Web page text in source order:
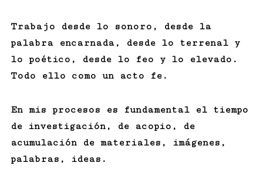
Trabajo desde lo sonoro, desde la
palabra encarnada, desde lo terrenal y
lo poético, desde lo feo y lo elevado.
Todo ello como un acto fe.
En mis procesos es fundamental el tiempo
de investigación, de acopio, de
acumulación de materiales, imágenes,
palabras, ideas.